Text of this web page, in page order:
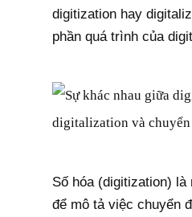
digitization hay
phần quá trình của
Số hóa (digitization) là
để mô tả việc chuyển